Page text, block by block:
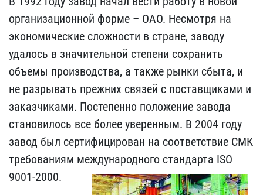
организационной форме – ОАО. Несмотря на
экономические сложности в стране, заводу
удалось в значительной степени сохранить
объемы производства, а также рынки сбыта, и
не разрывать прежних связей с поставщиками и
заказчиками. Постепенно положение завода
становилось все более уверенным. В 2004 году
завод был сертифицирован на соответствие СМК
требованиям международного стандарта ISO
9001-2000.